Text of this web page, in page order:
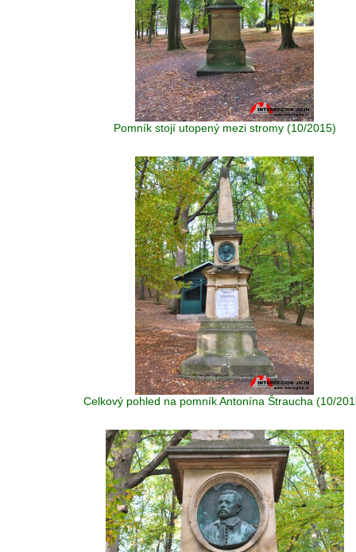
Pomník stojí utopený mezi stromy (10/2015)
Celkový pohled na pomník Antonína Štraucha (10/